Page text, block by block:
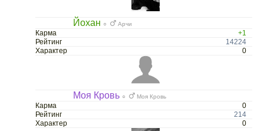
Йохан ○ Арчи
Карма
+1
Рейтинг
14224
Характер
0
Моя Кровь ○ Моя Кровь
Карма
0
Рейтинг
214
Характер
0